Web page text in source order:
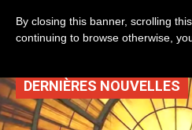
البلاتيني’
DERNIÈRES NOUVELLES
By closing this banner, scrolling
continuing to browse otherwise,